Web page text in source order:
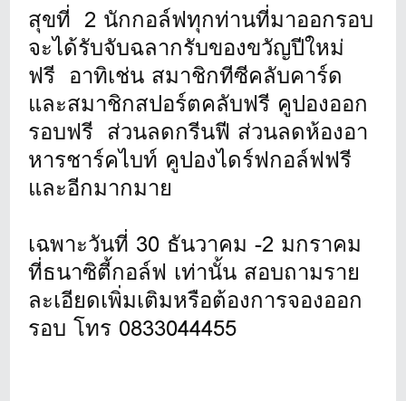
สุขที่ 2 นักกอล์ฟทุกท่านที่มาออกรอบ
จะได้รับจับฉลากรับของขวัญปีใหม่
ฟรี อาทิเช่น สมาชิกทีซีคลับคาร์ด
และสมาชิกสปอร์ตคลับฟรี คูปองออก
รอบฟรี ส่วนลดกรีนฟี ส่วนลดห้องอา
หารชาร์คไบท์ คูปองไดร์ฟกอล์ฟฟรี
และอีกมากมาย
เฉพาะวันที่ 30 ธันวาคม -2 มกราคม
ที่ธนาซิตี้กอล์ฟ เท่านั้น สอบถามราย
ละเอียดเพิ่มเติมหรือต้องการจองออก
รอบ โทร 0833044455